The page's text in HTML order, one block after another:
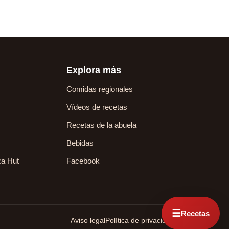
☰Recetas
Hut
Explora más
Comidas regionales
Vídeos de recetas
Recetas de la abuela
Bebidas
Facebook
Aviso legalPolítica de privacidad